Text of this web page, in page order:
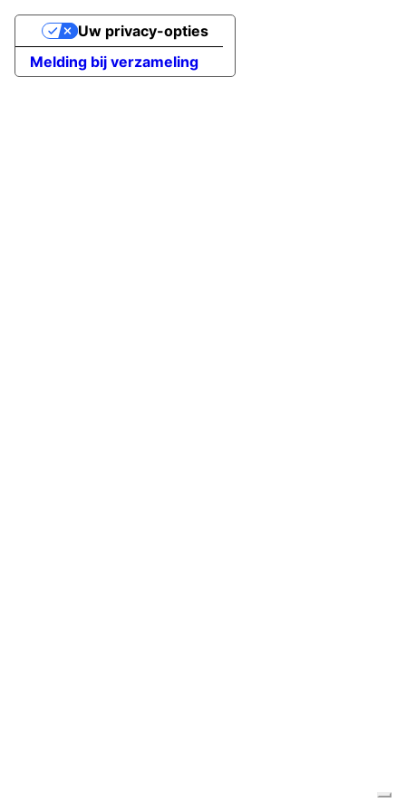
Melding bij verzameling
Uw privacy-opties